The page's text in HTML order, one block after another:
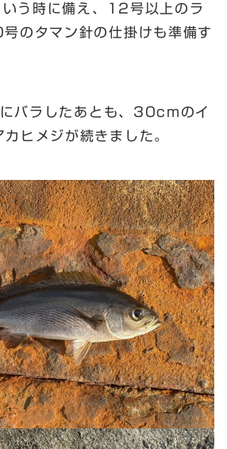
う時に備え、12号以上のラ
のタマン針の仕掛けも準備す
バラしたあとも、30cmのイ
ヒメジが続きました。